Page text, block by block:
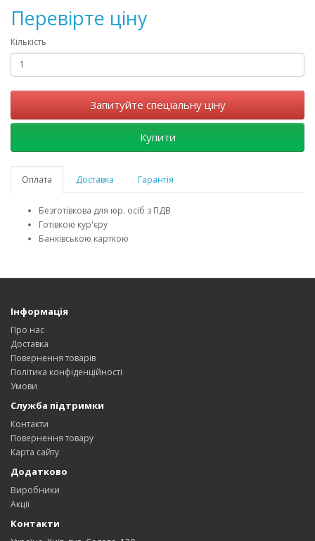
Перевірте ціну
Кількість
Запитуйте спеціальну ціну
Купити
Оплата Доставка Гарантія
Безготівкова для юр. осіб з ПДВ
Готівкою кур'єру
Банківською карткою
Інформація
Про нас
Доставка
Повернення товарів
Політика конфіденційності
Умови
Служба підтримки
Контакти
Повернення товару
Карта сайту
Додатково
Виробники
Акції
Контакти